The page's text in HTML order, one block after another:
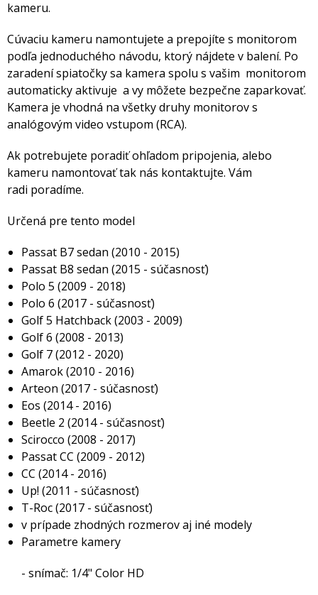
kameru.
Cúvaciu kameru namontujete a prepojíte s monitorom
podľa jednoduchého návodu, ktorý nájdete v balení. Po
zaradení spiatočky sa kamera spolu s vašim monitorom
automaticky aktivuje a vy môžete bezpečne zaparkovať.
Kamera je vhodná na všetky druhy monitorov s
analógovým video vstupom (RCA).
Ak potrebujete poradiť ohľadom pripojenia, alebo
kameru namontovať tak nás kontaktujte. Vám
radi poradíme.
Určená pre tento model
Passat B7 sedan (2010 - 2015)
Passat B8 sedan (2015 - súčasnosť)
Polo 5 (2009 - 2018)
Polo 6 (2017 - súčasnosť)
Golf 5 Hatchback (2003 - 2009)
Golf 6 (2008 - 2013)
Golf 7 (2012 - 2020)
Amarok (2010 - 2016)
Arteon (2017 - súčasnosť)
Eos (2014 - 2016)
Beetle 2 (2014 - súčasnosť)
Scirocco (2008 - 2017)
Passat CC (2009 - 2012)
CC (2014 - 2016)
Up! (2011 - súčasnosť)
T-Roc (2017 - súčasnosť)
v prípade zhodných rozmerov aj iné modely
Parametre kamery
- snímač: 1/4" Color HD